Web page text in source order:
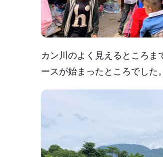
カン川のよく見えるところま
ースが始まったところでした。